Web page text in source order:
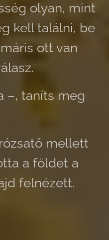
olyan, mint
kell találni, be
ott van
–, taníts meg
mellett
a földet a
felnézett.